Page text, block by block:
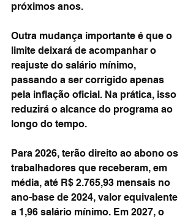
próximos anos.
Outra mudança importante é que o
limite deixará de acompanhar o
reajuste do salário mínimo,
passando a ser corrigido apenas
pela inflação oficial. Na prática, isso
reduzirá o alcance do programa ao
longo do tempo.
Para 2026, terão direito ao abono os
trabalhadores que receberam, em
média, até R$ 2.765,93 mensais no
ano-base de 2024, valor equivalente
a 1,96 salário mínimo. Em 2027, o